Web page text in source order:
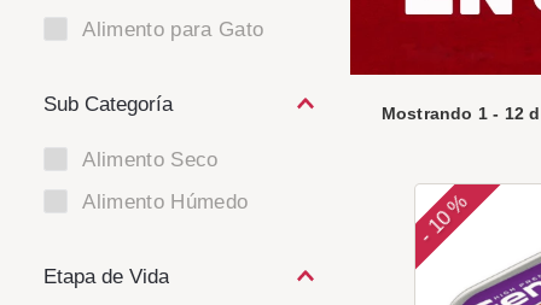
Alimento para Gato
Alimento Seco
Alimento Húmedo
Etapa de Vida
Mostrando 1 - 12
-
10 %